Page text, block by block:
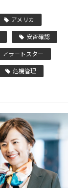
アメリカ
安否確認
アラートスター
危機管理